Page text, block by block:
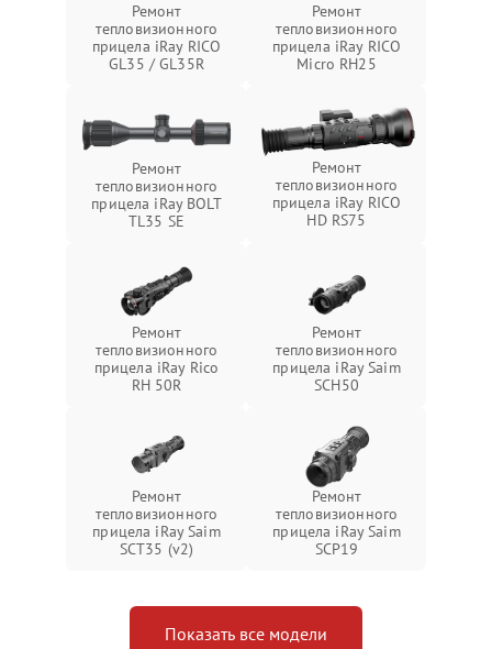
Ремонт
тепловизионного
прицела iRay RICO
GL35 / GL35R
Ремонт
тепловизионного
прицела iRay RICO
Micro RH25
Ремонт
тепловизионного
прицела iRay BOLT
TL35 SE
Ремонт
тепловизионного
прицела iRay RICO
HD RS75
Ремонт
тепловизионного
прицела iRay Rico
RH 50R
Ремонт
тепловизионного
прицела iRay Saim
SCH50
Ремонт
тепловизионного
прицела iRay Saim
SCT35 (v2)
Ремонт
тепловизионного
прицела iRay Saim
SCP19
Показать все модели